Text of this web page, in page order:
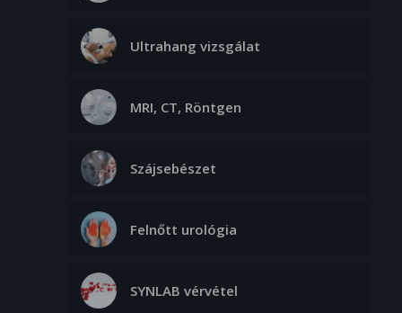
Ultrahang vizsgálat
MRI, CT, Röntgen
Szájsebészet
Felnőtt urológia
SYNLAB vérvétel